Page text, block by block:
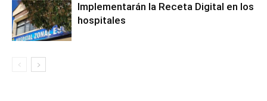
Implementarán la Receta Digital en los
hospitales